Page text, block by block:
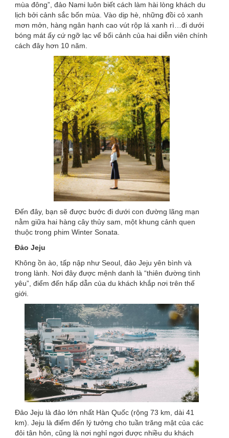
mùa đông”, đảo Nami luôn biết cách làm hài lòng khách du
lịch bởi cảnh sắc bốn mùa. Vào dịp hè, những đồi cỏ xanh
mơn mởn, hàng ngân hạnh cao vút rộp lá xanh rì…đi dưới
bóng mát ấy cứ ngỡ lạc vể bối cảnh của hai diễn viên chính
cách đây hơn 10 năm.
Đến đây, bạn sẽ được bước đi dưới con đường lãng mạn
nằm giữa hai hàng cây thủy sam, một khung cảnh quen
thuộc trong phim Winter Sonata.
Đảo Jeju
Không ồn ào, tấp nập như Seoul, đảo Jeju yên bình và
trong lành. Nơi đây được mệnh danh là “thiên đường tình
yêu”, điểm đến hấp dẫn của du khách khắp nơi trên thế
giới.
Đảo Jeju là đảo lớn nhất Hàn Quốc (rộng 73 km, dài 41
km). Jeju là điểm đến lý tưởng cho tuần trăng mật của các
đôi tân hôn, cũng là nơi nghỉ ngơi được nhiều du khách